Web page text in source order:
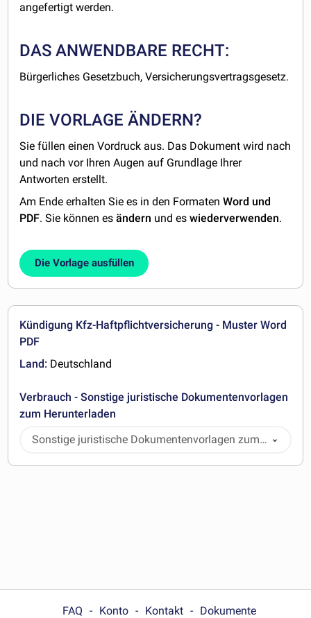
angefertigt werden.
DAS ANWENDBARE RECHT:
Bürgerliches Gesetzbuch, Versicherungsvertragsgesetz.
DIE VORLAGE ÄNDERN?
Sie füllen einen Vordruck aus. Das Dokument wird nach
und nach vor Ihren Augen auf Grundlage Ihrer
Antworten erstellt.
Am Ende erhalten Sie es in den FormatenWord und
PDF. Sie können esändern und eswiederverwenden.
Die Vorlage ausfüllen
Kündigung Kfz-Haftpflichtversicherung - Muster Word
PDF
Land: Deutschland
Verbrauch - Sonstige juristische Dokumentenvorlagen
zum Herunterladen
Sonstige juristische Dokumentenvorlagen zum
Herunterladen
FAQ Konto Kontakt Dokumente